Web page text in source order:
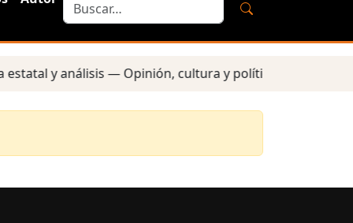
estatal y análisis — Opinión, cultura y política —